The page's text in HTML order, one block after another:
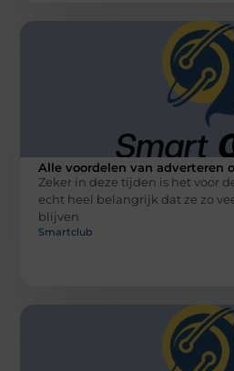
Alle voordelen van adverteren
Zeker in deze tijden is het voor
echt heel belangrijk dat ze zo
blijven
Smartclub